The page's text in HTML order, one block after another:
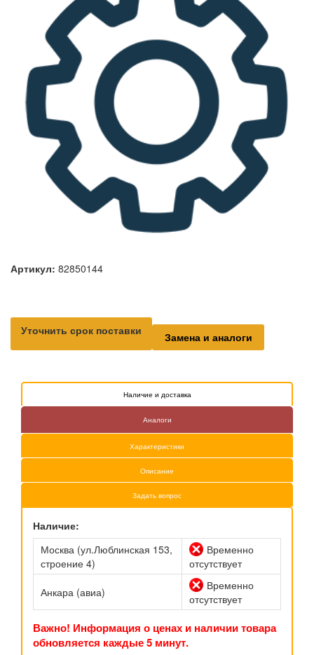
Артикул: 82850144
Уточнить срок поставки Замена и аналоги
Наличие и доставка
Аналоги
Характеристики
Описание
Задать вопрос
Наличие:
Москва (ул.Люблинская 153,
строение 4)
Временно
отсутствует
Анкара (авиа)
Временно
отсутствует
Важно! Информация о ценах и наличии товара
обновляется каждые 5 минут.